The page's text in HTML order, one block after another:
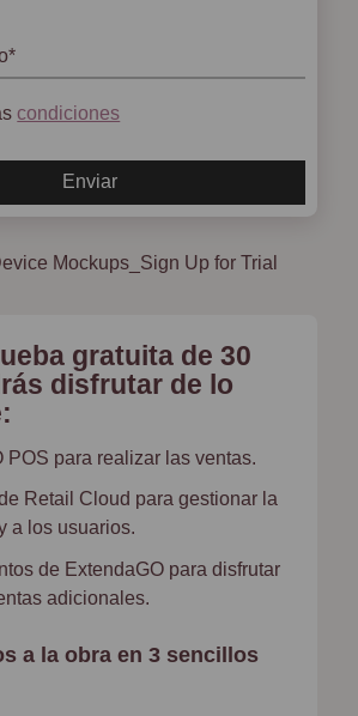
*
condiciones
gratuita de 30
disfrutar de lo
POS para realizar las ventas.
Retail Cloud para gestionar la
a los usuarios.
de ExtendaGO para disfrutar
adicionales.
a la obra en 3 sencillos